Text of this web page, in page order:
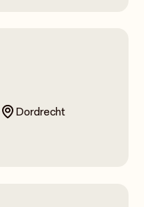
Dordrecht